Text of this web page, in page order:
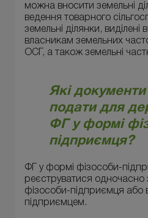
можна вносити земельні
ведення товарного
земельні ділянки, виділені
власникам земельних
ОСГ, а також земельні
Які документи
подати для
ФГ у формі
підприємця?
ФГ у формі фізособи-
реєструватися
фізособи-підприємця або
підприємцем.